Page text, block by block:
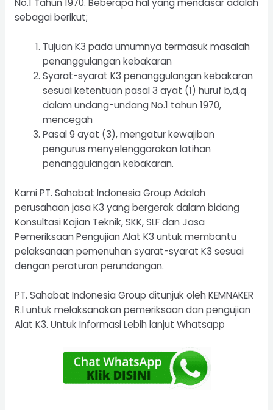
sebagai berikut;
Tujuan K3 pada umumnya termasuk masalah
penanggulangan kebakaran
Syarat-syarat K3 penanggulangan kebakaran
sesuai ketentuan pasal 3 ayat (1) huruf b,d,q
dalam undang-undang No.1 tahun 1970,
mencegah
Pasal 9 ayat (3), mengatur kewajiban
pengurus menyelenggarakan latihan
penanggulangan kebakaran.
Kami PT. Sahabat Indonesia Group Adalah
perusahaan jasa K3 yang bergerak dalam bidang
Konsultasi Kajian Teknik, SKK, SLF dan Jasa
Pemeriksaan Pengujian Alat K3 untuk membantu
pelaksanaan pemenuhan syarat-syarat K3 sesuai
dengan peraturan perundangan.
PT. Sahabat Indonesia Group ditunjuk oleh KEMNAKER
R.I untuk melaksanakan pemeriksaan dan pengujian
Alat K3. Untuk Informasi Lebih lanjut Whatsapp